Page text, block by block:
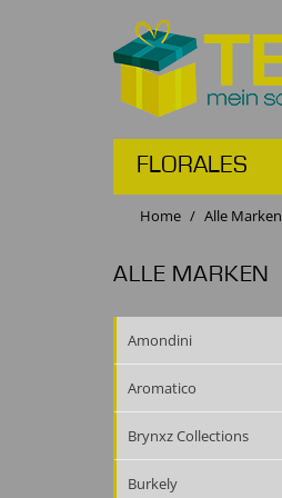
FLORALES
Home Alle Marken
ALLE MARKEN
Amondini
Aromatico
Brynxz Collections
Burkely